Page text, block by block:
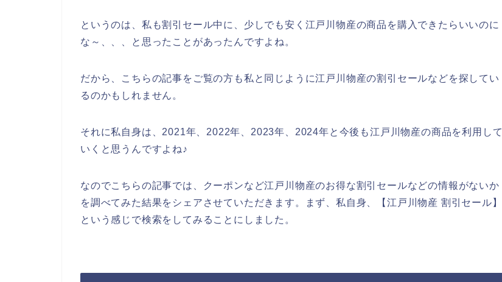
というのは、私も割引セール中に、少しでも安く江戸川物産の商品を購入できたらいいのに
な～、、、と思ったことがあったんですよね。
だから、こちらの記事をご覧の方も私と同じように江戸川物産の割引セールなどを探してい
るのかもしれません。
それに私自身は、2021年、2022年、2023年、2024年と今後も江戸川物産の商品を利用して
いくと思うんですよね♪
なのでこちらの記事では、クーポンなど江戸川物産のお得な割引セールなどの情報がないか
を調べてみた結果をシェアさせていただきます。まず、私自身、【江戸川物産 割引セール】
という感じで検索をしてみることにしました。